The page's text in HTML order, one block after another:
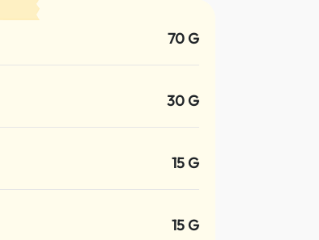
70 G
30 G
15 G
15 G